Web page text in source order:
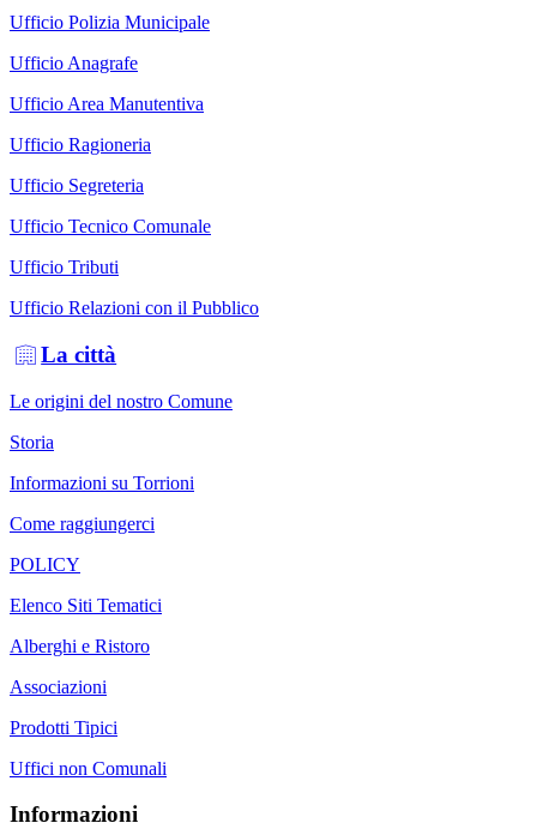
Ufficio Polizia Municipale
Ufficio Anagrafe
Ufficio Area Manutentiva
Ufficio Ragioneria
Ufficio Segreteria
Ufficio Tecnico Comunale
Ufficio Tributi
Ufficio Relazioni con il Pubblico
La città
Le origini del nostro Comune
Storia
Informazioni su Torrioni
Come raggiungerci
POLICY
Elenco Siti Tematici
Alberghi e Ristoro
Associazioni
Prodotti Tipici
Uffici non Comunali
Informazioni